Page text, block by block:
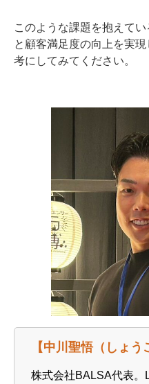
このような課題を抱えて
と顧客満足度の向上を実
考にしてみてください。
【中川聖悟（しょう
株式会社BALSA代表。